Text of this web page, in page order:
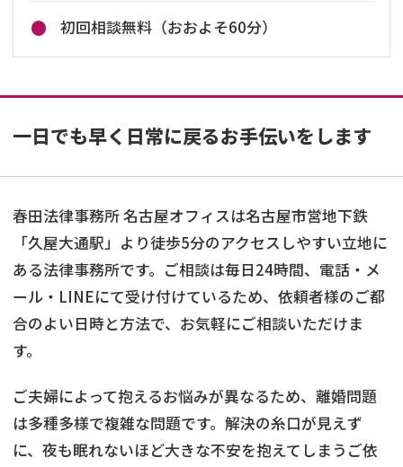
初回相談無料（おおよそ60分）
一日でも早く日常に戻るお手伝いをします
春田法律事務所 名古屋オフィスは名古屋市営地下鉄
「久屋大通駅」より徒歩5分のアクセスしやすい立地に
ある法律事務所です。ご相談は毎日24時間、電話・メ
ール・LINEにて受け付けているため、依頼者様のご都
合のよい日時と方法で、お気軽にご相談いただけま
す。
ご夫婦によって抱えるお悩みが異なるため、離婚問題
は多種多様で複雑な問題です。解決の糸口が見えず
に、夜も眠れないほど大きな不安を抱えてしまうご依